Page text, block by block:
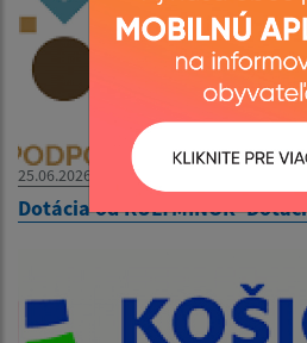
25.06.2026
Dotácia od KULTMINOR-